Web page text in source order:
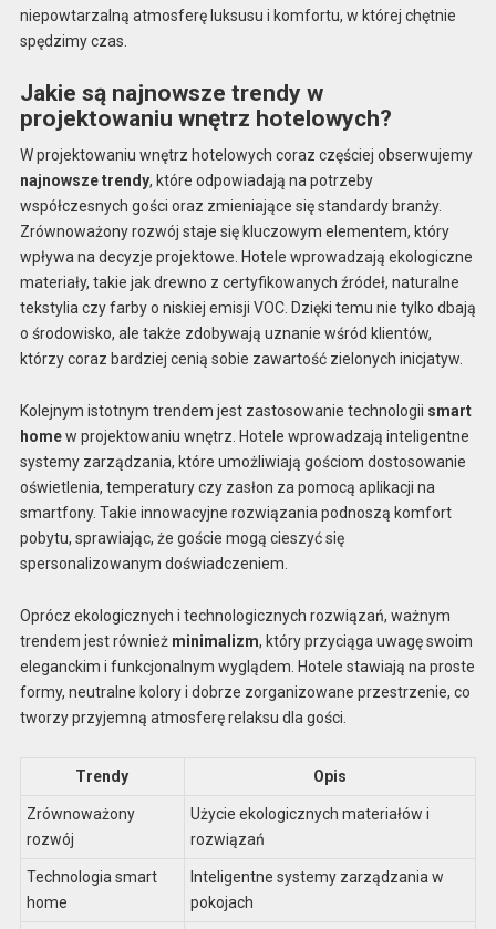
niepowtarzalną atmosferę luksusu i komfortu, w której chętnie
spędzimy czas.
Jakie są najnowsze trendy w
projektowaniu wnętrz hotelowych?
W projektowaniu wnętrz hotelowych coraz częściej obserwujemy
najnowsze trendy, które odpowiadają na potrzeby
współczesnych gości oraz zmieniające się standardy branży.
Zrównoważony rozwój staje się kluczowym elementem, który
wpływa na decyzje projektowe. Hotele wprowadzają ekologiczne
materiały, takie jak drewno z certyfikowanych źródeł, naturalne
tekstylia czy farby o niskiej emisji VOC. Dzięki temu nie tylko dbają
o środowisko, ale także zdobywają uznanie wśród klientów,
którzy coraz bardziej cenią sobie zawartość zielonych inicjatyw.
Kolejnym istotnym trendem jest zastosowanie technologii smart
homew projektowaniu wnętrz. Hotele wprowadzają inteligentne
systemy zarządzania, które umożliwiają gościom dostosowanie
oświetlenia, temperatury czy zasłon za pomocą aplikacji na
smartfony. Takie innowacyjne rozwiązania podnoszą komfort
pobytu, sprawiając, że goście mogą cieszyć się
spersonalizowanym doświadczeniem.
Oprócz ekologicznych i technologicznych rozwiązań, ważnym
trendem jest również minimalizm, który przyciąga uwagę swoim
eleganckim i funkcjonalnym wyglądem. Hotele stawiają na proste
formy, neutralne kolory i dobrze zorganizowane przestrzenie, co
tworzy przyjemną atmosferę relaksu dla gości.
Trendy Opis
Zrównoważony
rozwój
Użycie ekologicznych materiałów i
rozwiązań
Technologia smart
home
Inteligentne systemy zarządzania w
pokojach